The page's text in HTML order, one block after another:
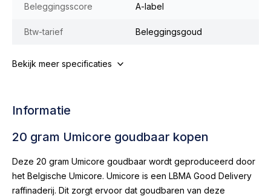
Beleggingsscore A-label
Btw-tarief Beleggingsgoud
Bekijk meer specificaties
Informatie
20 gram Umicore goudbaar kopen
Deze 20 gram Umicore goudbaar wordt geproduceerd door
het Belgische Umicore. Umicore is een LBMA Good Delivery
raffinaderij. Dit zorgt ervoor dat goudbaren van deze